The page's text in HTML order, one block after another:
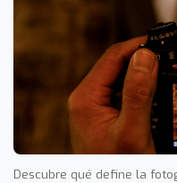
Descubre qué define la